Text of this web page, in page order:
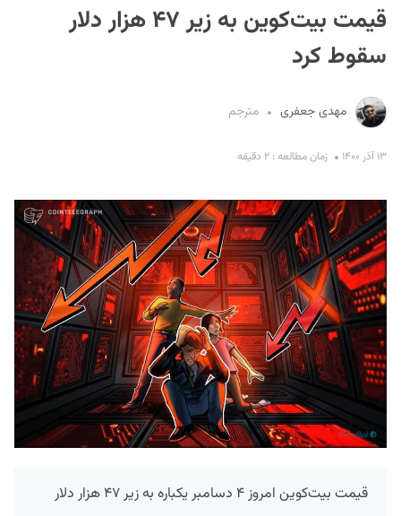
قیمت بیت‌کوین به زیر ۴۷ هزار دلار
سقوط کرد
مهدی جعفری مترجم
۱۳ آذر ۱۴۰۰ زمان مطالعه : ۲ دقیقه
قیمت بیت‌کوین امروز ۴ دسامبر یکباره به زیر ۴۷ هزار دلار